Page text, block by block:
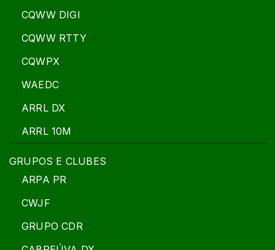
CQWW DIGI
CQWW RTTY
CQWPX
WAEDC
ARRL DX
ARRL 10M
GRUPOS E CLUBES
ARPA PR
CWJF
GRUPO CDR